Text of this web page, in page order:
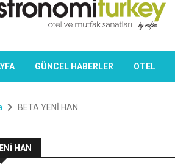
GÜNCEL HABERLER OTEL
BETA YENİ HAN
HAN